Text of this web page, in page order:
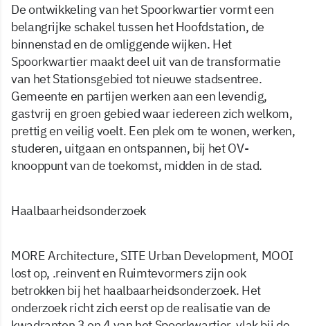
De ontwikkeling van het Spoorkwartier vormt een
belangrijke schakel tussen het Hoofdstation, de
binnenstad en de omliggende wijken. Het
Spoorkwartier maakt deel uit van de transformatie
van het Stationsgebied tot nieuwe stadsentree.
Gemeente en partijen werken aan een levendig,
gastvrij en groen gebied waar iedereen zich welkom,
prettig en veilig voelt. Een plek om te wonen, werken,
studeren, uitgaan en ontspannen, bij het OV-
knooppunt van de toekomst, midden in de stad.
Haalbaarheidsonderzoek
MORE Architecture, SITE Urban Development, MOOI
lost op, .reinvent en Ruimtevormers zijn ook
betrokken bij het haalbaarheidsonderzoek. Het
onderzoek richt zich eerst op de realisatie van de